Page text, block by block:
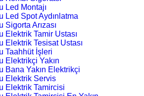
Led Montajı
Led Spot Aydınlatma
Sigorta Arızası
Elektrik Tamir Ustası
Elektrik Tesisat Ustası
Taahhüt İşleri
Elektrikçi Yakın
Bana Yakın Elektrikçi
Elektrik Servis
Elektrik Tamircisi